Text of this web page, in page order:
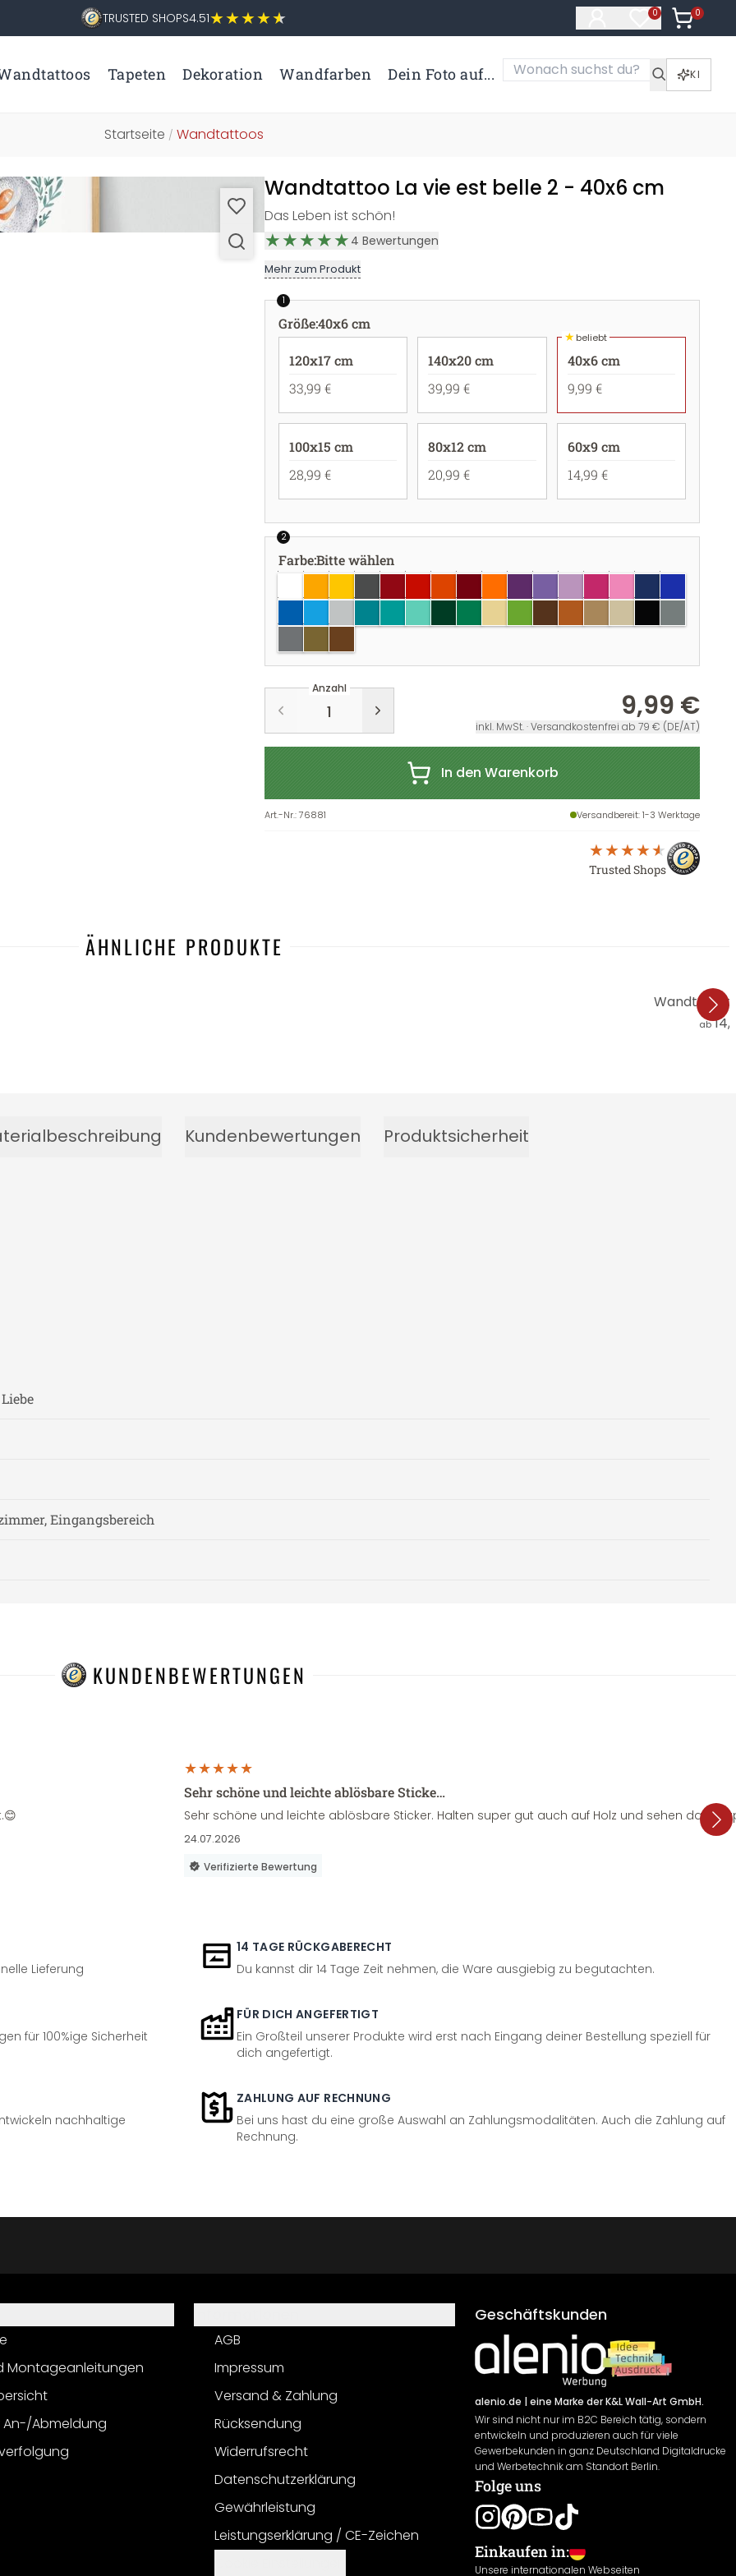
TRUSTED SHOPS4.51 0
Artikel im
0
Artikel
Tapeten Dekoration Wandfarben Dein Foto auf... KI
Startseite / Wandtattoos
Wandtattoo La vie est belle 2 - 40x6 cm
Das Leben ist schön!
4 Bewertungen
Mehr zum Produkt
1
Größe:40x6 cm
120x17 cm
33,99 €
140x20 cm
39,99 €
★beliebt
40x6 cm
9,99 €
100x15 cm
28,99 €
80x12 cm
20,99 €
60x9 cm
14,99 €
2
Farbe:Bitte wählen
Anzahl
9,99 €
inkl. MwSt. · Versandkostenfrei ab 79 € (DE/AT)
In den Warenkorb
Art.-Nr.:76881 Versandbereit: 1-3 Werktage
Trusted Shops
ÄHNLICHE PRODUKTE
Wandtattoo
ab
Kundenbewertungen Produktsicherheit
Eingangsbereich
KUNDENBEWERTUNGEN
Sehr schöne und leichte ablösbare Sticke…
Sehr schöne und leichte ablösbare Sticker. Halten super gut auch auf Holz und sehen dazu
24.07.2026
Verifizierte Bewertung
Lieferung
14 TAGE RÜCKGABERECHT
Du kannst dir 14 Tage Zeit nehmen, die Ware ausgiebig zu begutachten.
für 100%ige Sicherheit
FÜR DICH ANGEFERTIGT
Ein Großteil unserer Produkte wird erst nach Eingang deiner Bestellung speziell für
dich angefertigt.
nachhaltige
ZAHLUNG AUF RECHNUNG
Bei uns hast du eine große Auswahl an Zahlungsmodalitäten. Auch die Zahlung auf
Rechnung.
Montageanleitungen
An-/Abmeldung
AGB
Impressum
Versand & Zahlung
Rücksendung
Widerrufsrecht
Datenschutzerklärung
Gewährleistung
Leistungserklärung / CE-Zeichen
Geschäftskunden
alenio.de | eine Marke der K&L Wall-Art GmbH.
Wir sind nicht nur im B2C Bereich tätig, sondern
entwickeln und produzieren auch für viele
Gewerbekunden in ganz Deutschland Digitaldrucke
und Werbetechnik am Standort Berlin.
Folge uns
Einkaufen in:
Unsere internationalen Webseiten